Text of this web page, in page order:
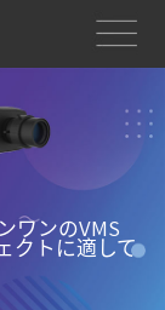
ワンのVMS
クトに適して